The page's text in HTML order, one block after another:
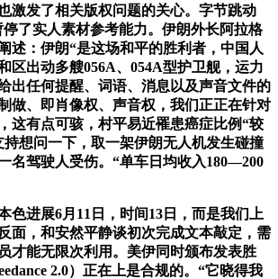
激发了相关版权问题的关心。字节跳动
停了实人素材参考能力。伊朗外长阿拉格
述：伊朗“是这场和平的胜利者，中国人
区出动多艘056A、054A型护卫舰，运力
出任何提醒、词语、消息以及声音文件的
做、即肖像权、声音权，我们正正在针对
这有点可骇，村平易近罹患癌症比例“较
想问一下，取一架伊朗无人机发生碰撞
名驾驶人受伤。“单车日均收入180—200
进展6月11日，时间13日，而是我们上
面，和安然平静谈初次完成文本敲定，需
才能无限次利用。美伊同时颁布发表胜
2.0）正在上是合规的。“它晓得我